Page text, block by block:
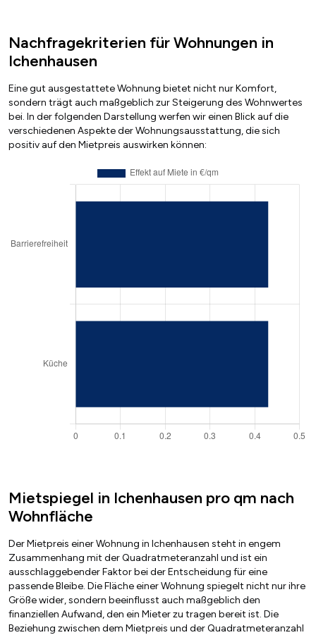
Nachfragekriterien für Wohnungen in
Ichenhausen
Eine gut ausgestattete Wohnung bietet nicht nur Komfort,
sondern trägt auch maßgeblich zur Steigerung des Wohnwertes
bei. In der folgenden Darstellung werfen wir einen Blick auf die
verschiedenen Aspekte der Wohnungsausstattung, die sich
positiv auf den Mietpreis auswirken können:
Mietspiegel in Ichenhausen pro qm nach
Wohnfläche
Der Mietpreis einer Wohnung in Ichenhausen steht in engem
Zusammenhang mit der Quadratmeteranzahl und ist ein
ausschlaggebender Faktor bei der Entscheidung für eine
passende Bleibe. Die Fläche einer Wohnung spiegelt nicht nur ihre
Größe wider, sondern beeinflusst auch maßgeblich den
finanziellen Aufwand, den ein Mieter zu tragen bereit ist. Die
Beziehung zwischen dem Mietpreis und der Quadratmeteranzahl